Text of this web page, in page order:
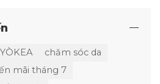
chăm sóc da
mãi tháng 7